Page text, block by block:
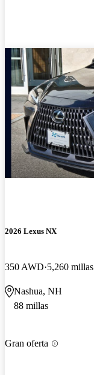
2026 Lexus NX
350 AWD 5,260 millas
Nashua, NH
88 millas
Gran oferta